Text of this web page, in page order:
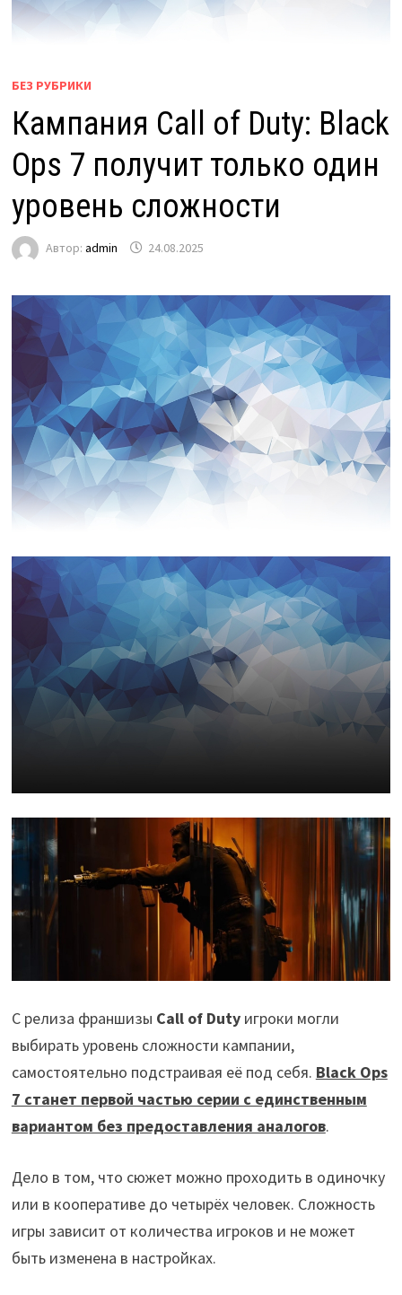
БЕЗ РУБРИКИ
Кампания Call of Duty: Black
Ops 7 получит только один
уровень сложности
Автор: admin 24.08.2025
С релиза франшизы Call of Duty игроки могли
выбирать уровень сложности кампании,
самостоятельно подстраивая её под себя. Black Ops
7 станет первой частью серии с единственным
вариантом без предоставления аналогов.
Дело в том, что сюжет можно проходить в одиночку
или в кооперативе до четырёх человек. Сложность
игры зависит от количества игроков и не может
быть изменена в настройках.